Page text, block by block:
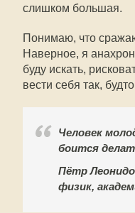
слишком большая.
Понимаю, что
Наверное, я
буду искать,
вести себя так,
Человек
боится
Пётр
физик,